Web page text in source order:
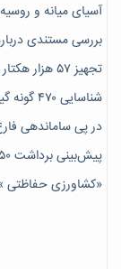
آسیای میانه و
بررسی مستندی
تجهیز ۵۷ هزار هکتار از اراضی لرستان به سیستم آبیاری نوین
شناسایی ۴۷٠ گونه گیاهان دارویی در آذربایجان غربی
در پی ساماندهی
پیش‎‌بینی برداشت ۵۰ هزار تن هلو از باغات چهارمحال و بختیاری
«کشاورزی حفاظتی